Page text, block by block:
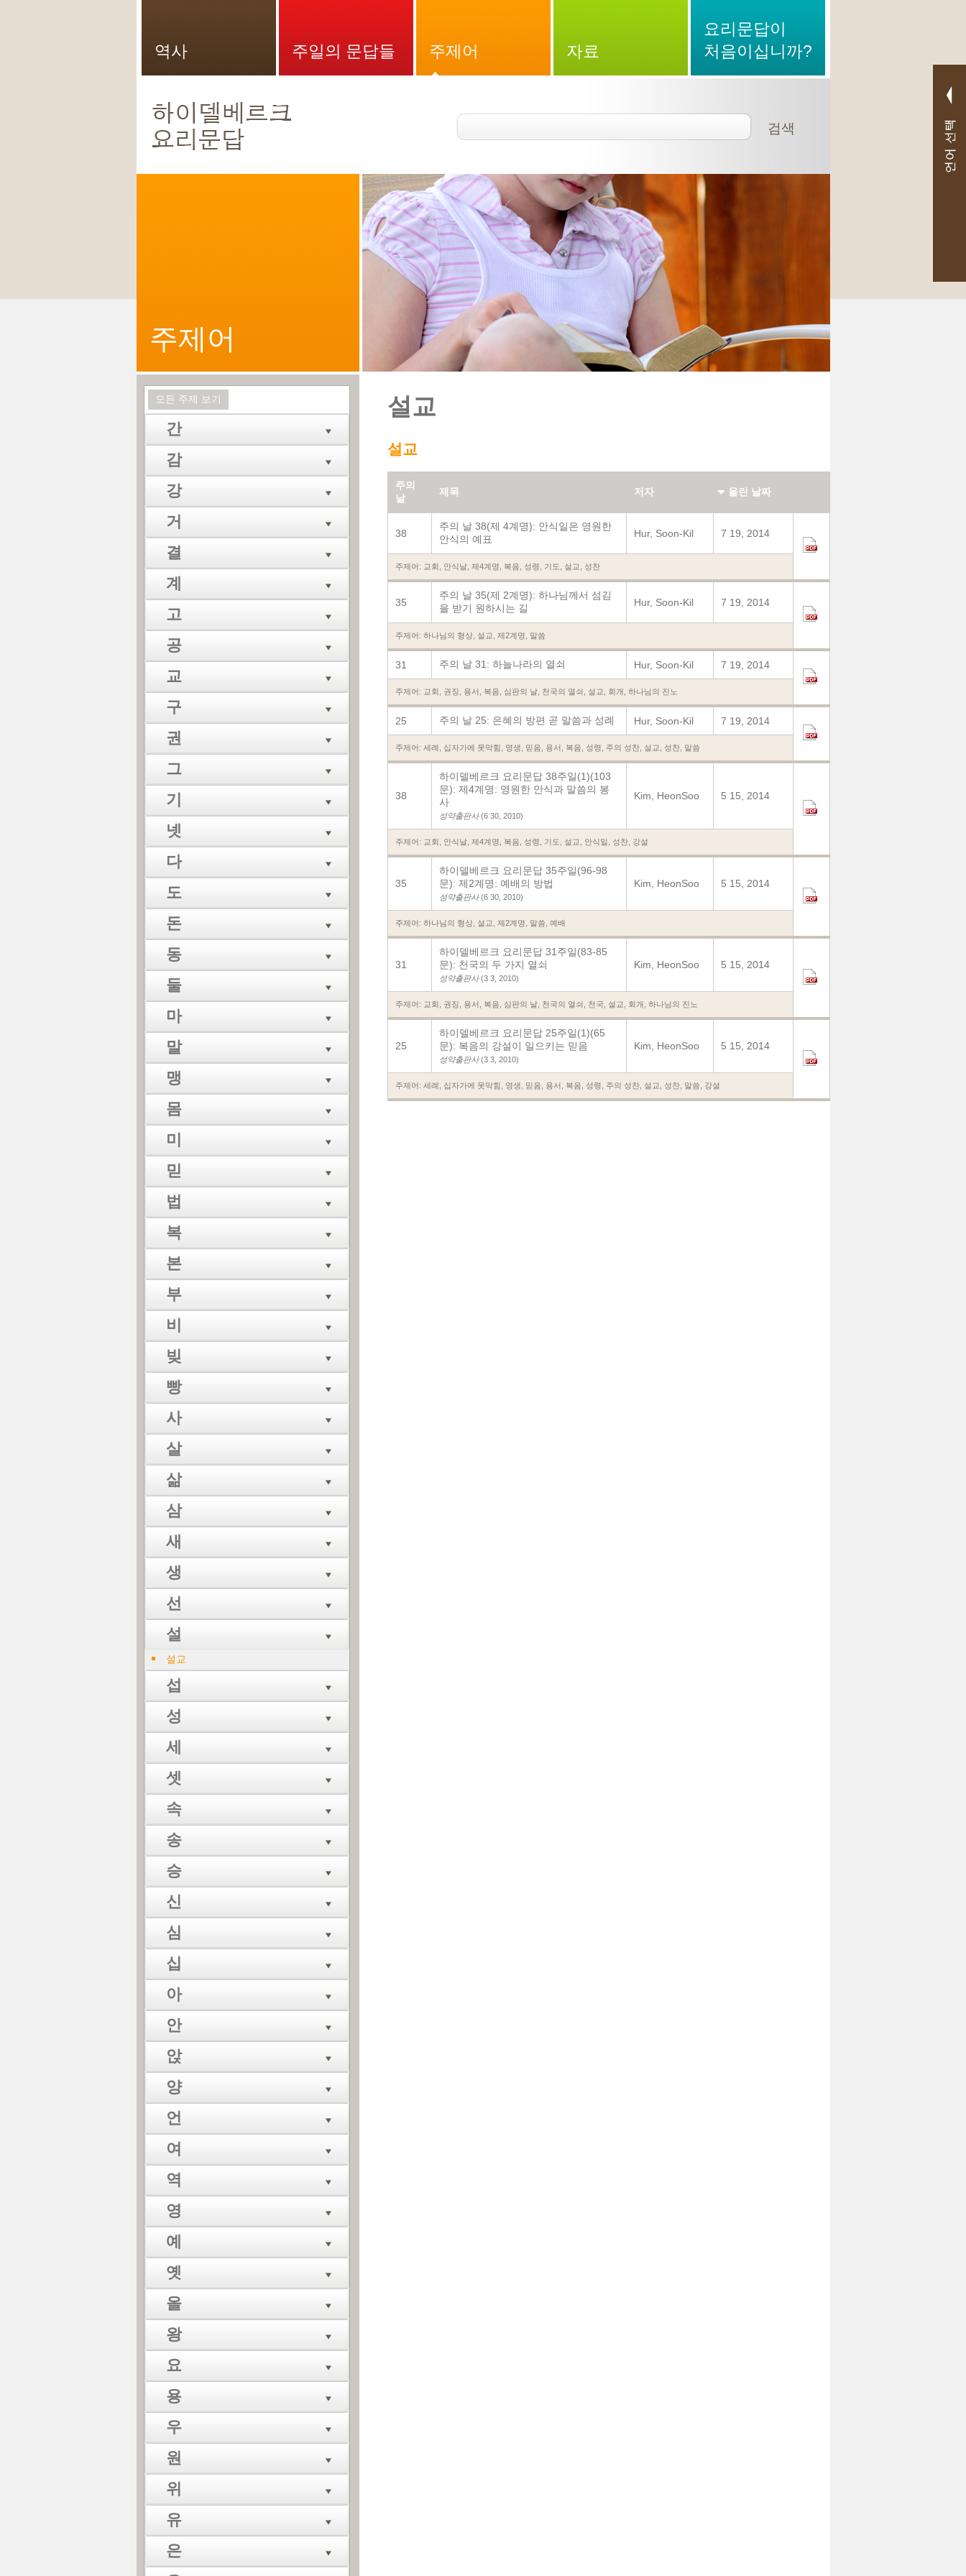
역사 주일의 문답들 주제어 자료
요리문답이
처음이십니까?
검색
주제어
설교
설교
주의
날
제목 저자 올린 날짜
38
주의 날 38(제 4계명): 안식일은 영원한
안식의 예표
Hur, Soon-Kil 7 19, 2014
주제어: 교회 , 안식날, 제4계명, 복음, 성령, 기도, 설교, 성찬
35
주의 날 35(제 2계명): 하나님께서 섬김
을 받기 원하시는 길
Hur, Soon-Kil 7 19, 2014
주제어: 하나님의 형상, 설교, 제2계명, 말씀
31 주의 날 31: 하늘나라의 열쇠 Hur, Soon-Kil 7 19, 2014
주제어: 교회 , 권징, 용서 , 복음, 심판의 날, 천국의 열쇠 , 설교, 회개 , 하나님의 진노
25 주의 날 25: 은혜의 방편 곧 말씀과 성례 Hur, Soon-Kil 7 19, 2014
주제어: 세례 , 십자가에 못막힘 , 영생, 믿음, 용서 , 복음, 성령, 주의 성찬, 설교, 성찬, 말씀
38
하이델베르크 요리문답 38주일(1)(103
문): 제4계명: 영원한 안식과 말씀의 봉
사
성약출판사 (6 30, 2010)
Kim, HeonSoo 5 15, 2014
주제어: 교회 , 안식날, 제4계명, 복음, 성령, 기도, 설교, 안식일 , 성찬, 강설
35
하이델베르크 요리문답 35주일(96-98
문): 제2계명: 예배의 방법
성약출판사 (6 30, 2010)
Kim, HeonSoo 5 15, 2014
주제어: 하나님의 형상, 설교, 제2계명, 말씀, 예배
31
하이델베르크 요리문답 31주일(83-85
문): 천국의 두 가지 열쇠
성약출판사 (3 3, 2010)
Kim, HeonSoo 5 15, 2014
주제어: 교회 , 권징, 용서 , 복음, 심판의 날, 천국의 열쇠 , 천국, 설교, 회개 , 하나님의 진노
25
하이델베르크 요리문답 25주일(1)(65
문): 복음의 강설이 일으키는 믿음
성약출판사 (3 3, 2010)
Kim, HeonSoo 5 15, 2014
주제어: 세례 , 십자가에 못막힘 , 영생, 믿음, 용서 , 복음, 성령, 주의 성찬, 설교, 성찬, 말씀, 강설
모든 주제 보기
간
감
강
거
결
계
고
공
교
구
권
그
기
넷
다
도
돈
동
둘
마
말
맹
몸
미
믿
법
복
본
부
비
빚
빵
사
살
삶
삼
새
생
선
설
설교
섭
성
세
셋
속
송
승
신
심
십
아
안
앉
양
언
여
역
영
예
옛
올
왕
요
용
우
원
위
유
은